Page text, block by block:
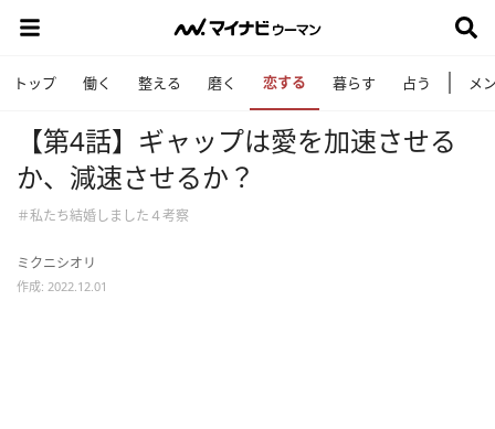
トップ 働く 整える 磨く 恋する 暮らす 占う メ
【第4話】ギャップは愛を加速させる
か、減速させるか？
＃私たち結婚しました４考察
ミクニシオリ
作成: 2022.12.01